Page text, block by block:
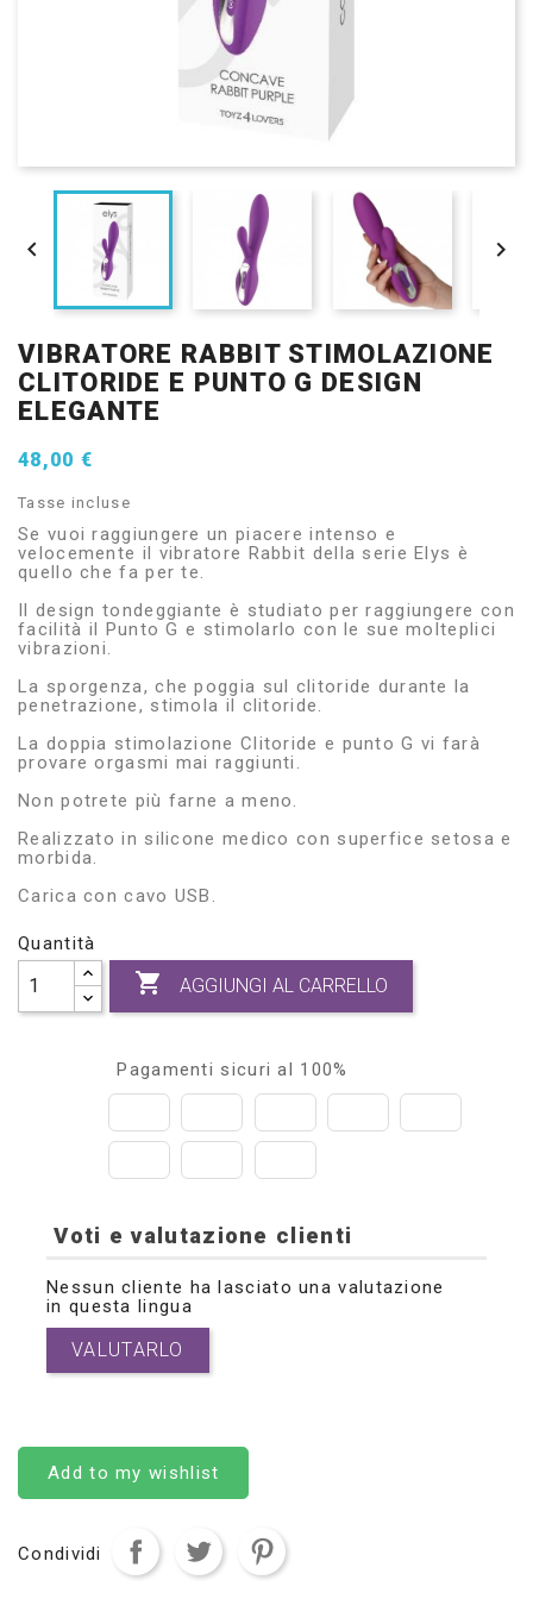
 
VIBRATORE RABBIT STIMOLAZIONE
CLITORIDE E PUNTO G DESIGN
ELEGANTE
48,00 €
Tasse incluse
Se vuoi raggiungere un piacere intenso e
velocemente il vibratore Rabbit della serie Elys è
quello che fa per te.
Il design tondeggiante è studiato per raggiungere con
facilità il Punto G e stimolarlo con le sue molteplici
vibrazioni.
La sporgenza, che poggia sul clitoride durante la
penetrazione, stimola il clitoride.
La doppia stimolazione Clitoride e punto G vi farà
provare orgasmi mai raggiunti.
Non potrete più farne a meno.
Realizzato in silicone medico con superfice setosa e
morbida.
Carica con cavo USB.
Quantità
 AGGIUNGI AL CARRELLO
Pagamenti sicuri al 100%
Voti e valutazione clienti
Nessun cliente ha lasciato una valutazione
in questa lingua
VALUTARLO
Add to my wishlist
Condividi